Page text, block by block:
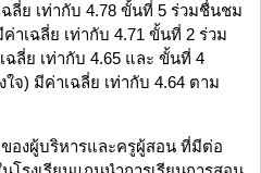
ลี่ย เท่ากับ 4.78 ขั้นที่ 5 ร่วมชื่นชม
เฉลี่ย เท่ากับ 4.71 ขั้นที่ 2 ร่วม
ฉลี่ย เท่ากับ 4.65 และ ขั้นที่ 4
จ) มีค่าเฉลี่ย เท่ากับ 4.64 ตาม
องผู้บริหารและครูผู้สอน ที่มีต่อ